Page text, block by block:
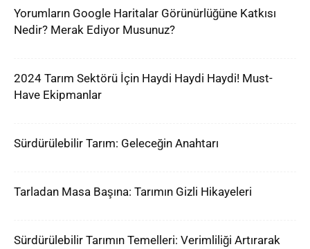
Yorumların Google Haritalar Görünürlüğüne Katkısı
Nedir? Merak Ediyor Musunuz?
2024 Tarım Sektörü İçin Haydi Haydi Haydi! Must-
Have Ekipmanlar
Sürdürülebilir Tarım: Geleceğin Anahtarı
Tarladan Masa Başına: Tarımın Gizli Hikayeleri
Sürdürülebilir Tarımın Temelleri: Verimliliği Artırarak